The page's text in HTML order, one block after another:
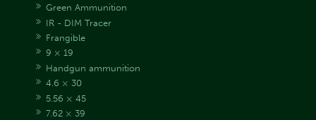
Green Ammunition
IR - DIM Tracer
Frangible
9 × 19
Handgun ammunition
4.6 × 30
5.56 × 45
7.62 × 39